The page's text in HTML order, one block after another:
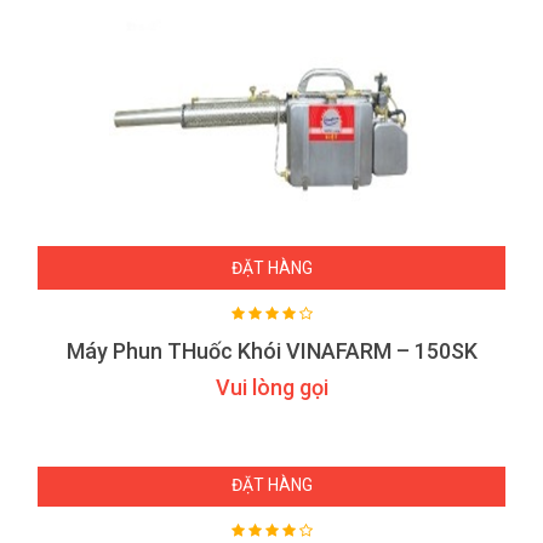
ĐẶT HÀNG
Máy Phun THuốc Khói VINAFARM – 150SK
Vui lòng gọi
ĐẶT HÀNG